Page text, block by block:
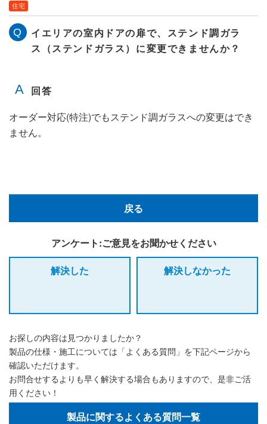
住宅
イエリアの室内ドアの扉で、ステンド調ガラ
ス（ステンドガラス）に変更できませんか？
オーダー対応(特注)でもステンド調ガラスへの変更はでき
ません。
戻る
アンケート:ご意見をお聞かせください
解決した
解決しなかった
お探しの内容は見つかりましたか？
製品の仕様・施工については「よくある質問」を下記ページから
確認いただけます。
お問合せするよりも早く解決する場合もありますので、是非ご活
用ください！
製品に関するよくある質問一覧